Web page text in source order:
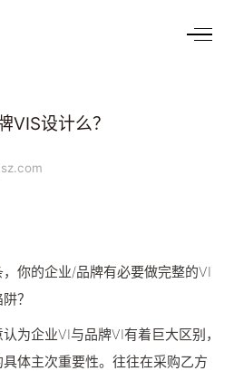
VIS设计么？
你的企业/品牌有必要做完整的VI
？
为企业VI与品牌VI有着巨大区别，
体主次重要性。往往在采购乙方